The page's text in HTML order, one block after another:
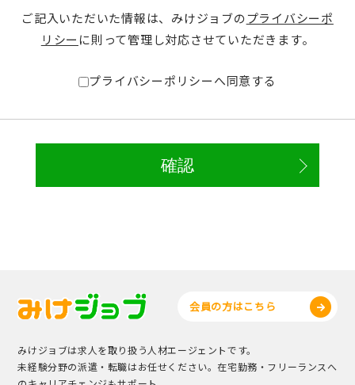
ご記入いただいた情報は、みけジョブのプライバシーポ
リシー に則って管理し対応させていただきます。
プライバシーポリシーへ同意する
会員の方はこちら
みけジョブは求人を取り扱う人材エージェントです。
未経験分野の派遣・転職はお任せください。在宅勤務・フリーランスへ